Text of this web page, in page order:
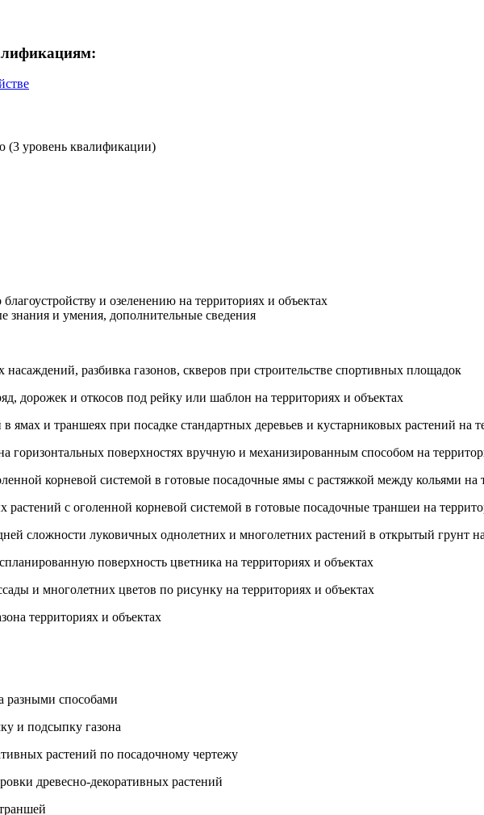
(3 уровень квалификации)
и озеленению на территориях и объектах
знания и умения, дополнительные сведения
разбивка газонов, скверов при строительстве спортивных площадок
дорожек и откосов под рейку или шаблон на территориях и объектах
ямах и траншеях при посадке стандартных деревьев и кустарниковых растений на
горизонтальных поверхностях вручную и механизированным способом на
корневой системой в готовые посадочные ямы с растяжкой между кольями на
с оголенной корневой системой в готовые посадочные траншеи на
сложности луковичных однолетних и многолетних растений в открытый грунт
поверхность цветника на территориях и объектах
и многолетних цветов по рисунку на территориях и объектах
территориях и объектах
разными способами
и подсыпку газона
растений по посадочному чертежу
древесно-декоративных растений